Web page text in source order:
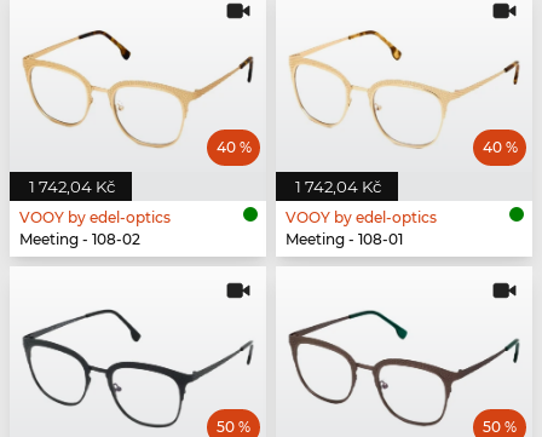
1 742,04 Kč
40 %
VOOY by edel-optics
Meeting - 108-02
1 742,04 Kč
40 %
VOOY by edel-optics
Meeting - 108-01
50 % 50 %